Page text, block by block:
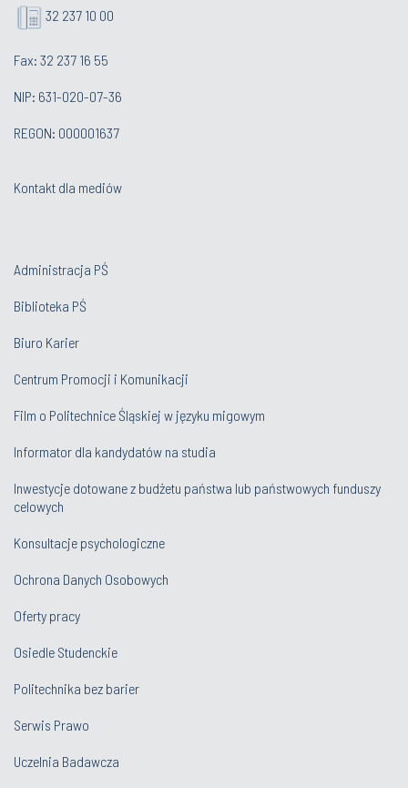
32 237 10 00
Fax: 32 237 16 55
NIP: 631-020-07-36
REGON: 000001637
Kontakt dla mediów
Administracja PŚ
Biblioteka PŚ
Biuro Karier
Centrum Promocji i Komunikacji
Film o Politechnice Śląskiej w języku migowym
Informator dla kandydatów na studia
Inwestycje dotowane z budżetu państwa lub państwowych funduszy
celowych
Konsultacje psychologiczne
Ochrona Danych Osobowych
Oferty pracy
Osiedle Studenckie
Politechnika bez barier
Serwis Prawo
Uczelnia Badawcza